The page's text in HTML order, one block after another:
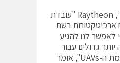
גם לקראת העתיד, Raytheon "עובדת
ארכיטקטורות רשת
לאפשר לנו להגיע
גדולים עבור
נכסים נוספים דוגמת ה-UAVs", אומר